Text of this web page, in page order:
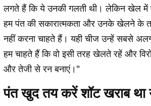
लगते हैं कि ये उनकी गलती थी। लेकिन खेल में
हम पंत की सकारात्मकता और उनके खेलने के
नहीं करना चाहते हैं। यही चीज उन्हें सबसे
हम चाहते हैं कि वो इसी तरह खेलते रहें और
और तेजी से रन बनाएं।"
पंत खुद तय करें शॉट खराब था